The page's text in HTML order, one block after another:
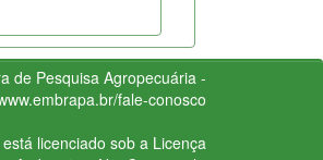
de Pesquisa Agropecuária -
fale-conosco
licenciado sob a Licença